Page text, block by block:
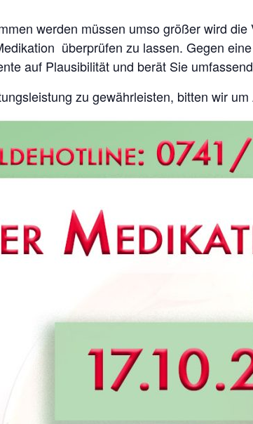
werden müssen umso größer wird
überprüfen zu lassen. Gegen
auf Plausibilität und berät Sie
zu gewährleisten, bitten wir